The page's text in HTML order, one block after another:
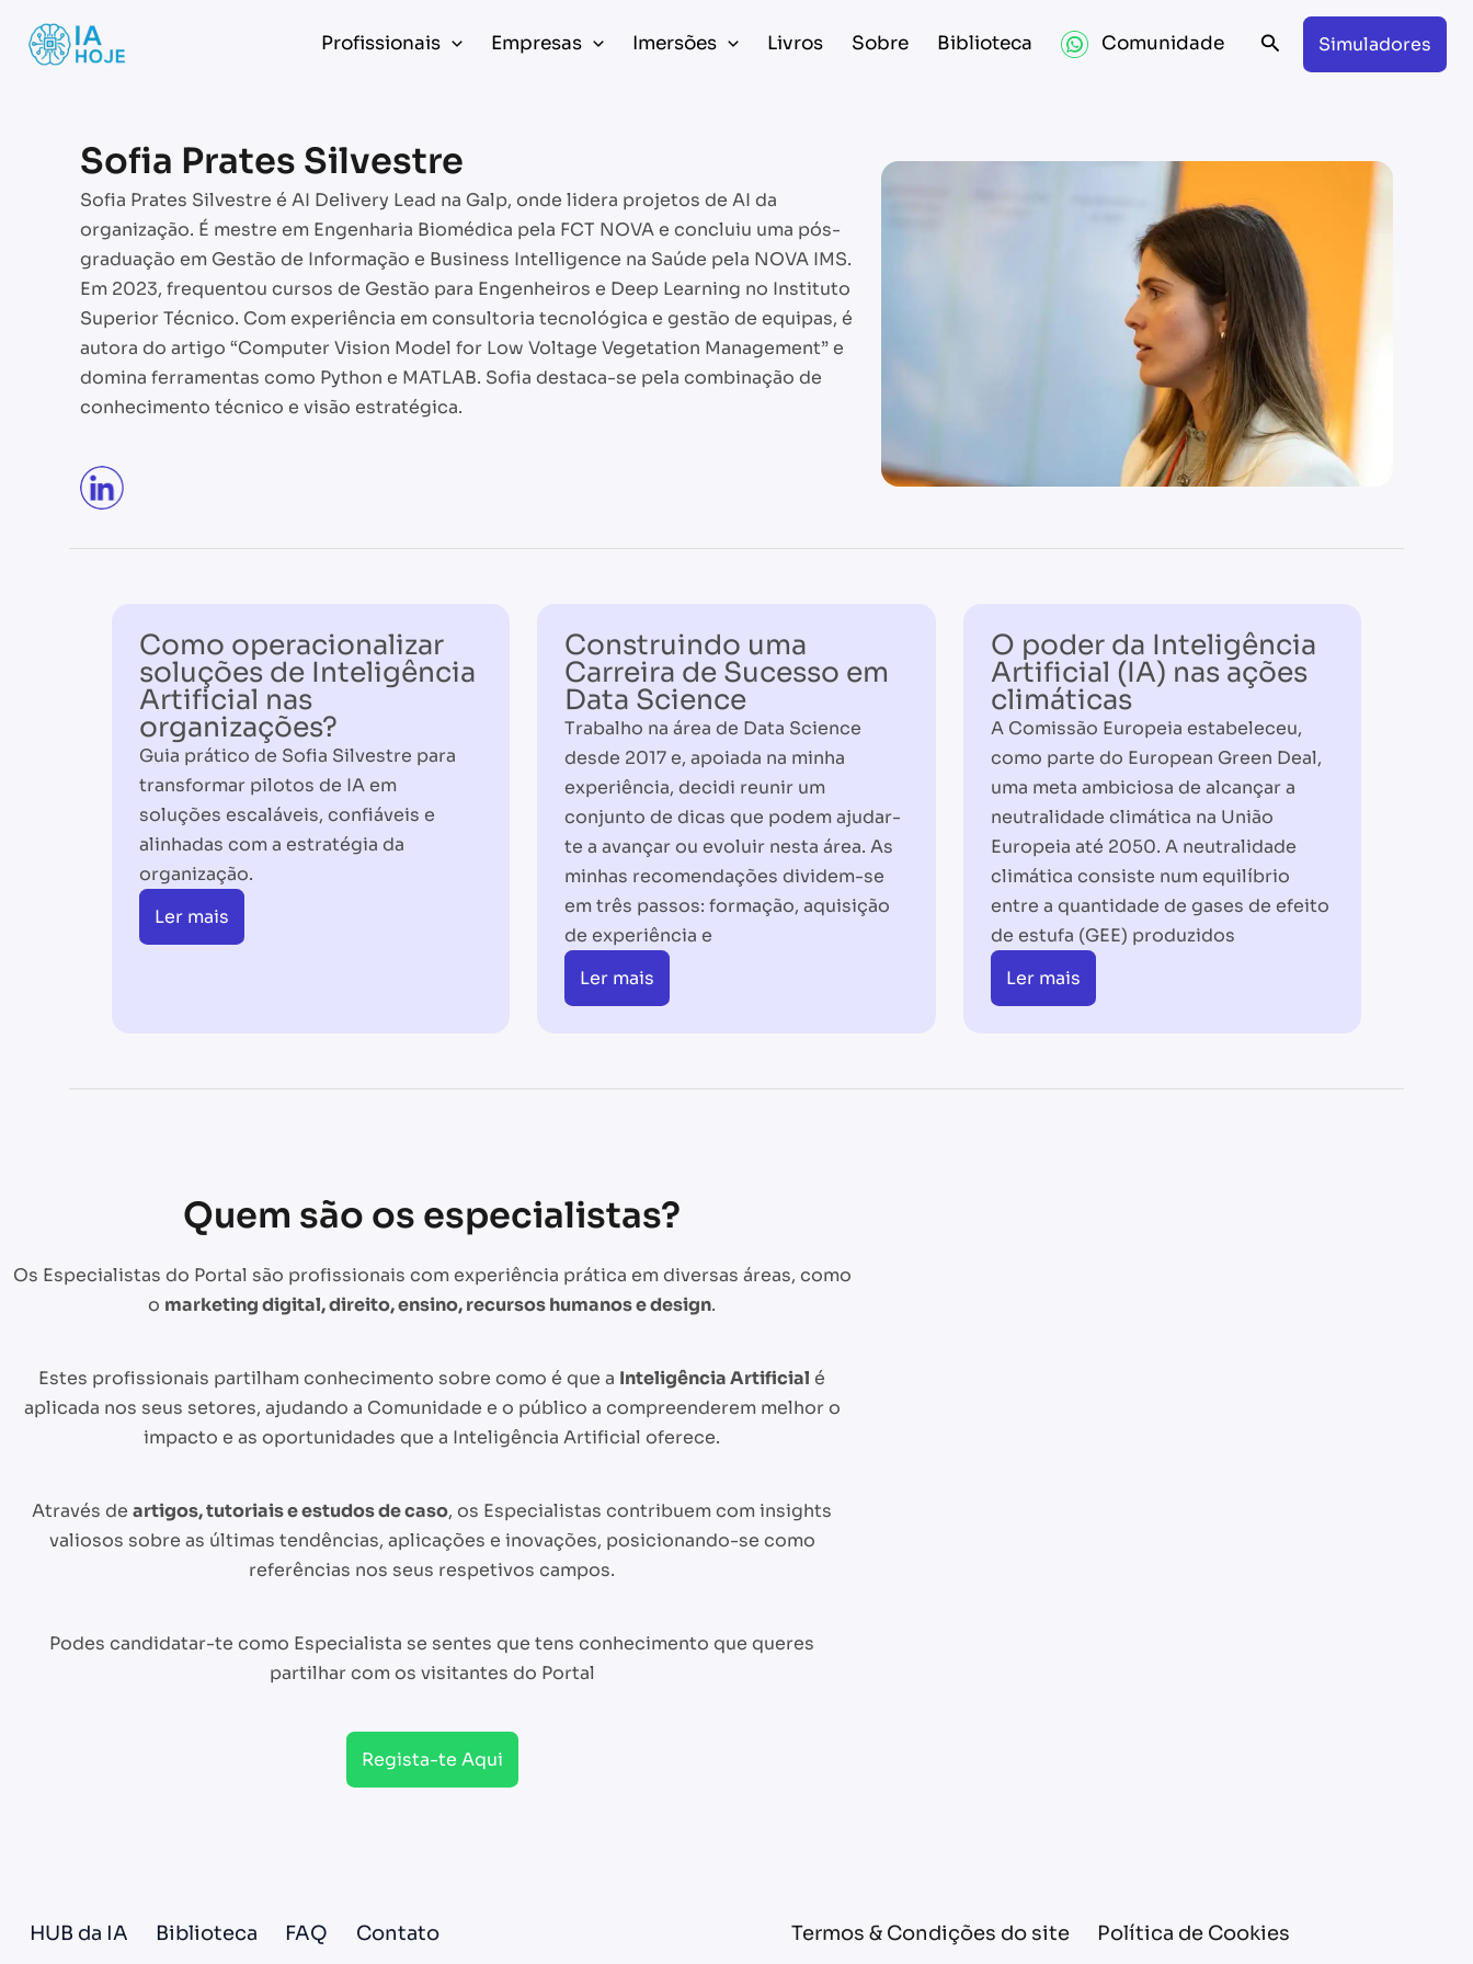
content
Profissionais Empresas Imersões Livros Sobre Biblioteca Comunidade SearchSimuladores
Sofia Prates Silvestre
Sofia Prates Silvestre é AI Delivery Lead na Galp, onde lidera projetos de AI da
organização. É mestre em Engenharia Biomédica pela FCT NOVA e concluiu uma pós-
graduação em Gestão de Informação e Business Intelligence na Saúde pela NOVA IMS.
Em 2023, frequentou cursos de Gestão para Engenheiros e Deep Learning no Instituto
Superior Técnico. Com experiência em consultoria tecnológica e gestão de equipas, é
autora do artigo “Computer Vision Model for Low Voltage Vegetation Management” e
domina ferramentas como Python e MATLAB. Sofia destaca-se pela combinação de
conhecimento técnico e visão estratégica.
Como operacionalizar
soluções de Inteligência
Artificial nas
organizações?
Guia prático de Sofia Silvestre para
transformar pilotos de IA em
soluções escaláveis, confiáveis e
alinhadas com a estratégia da
organização.
Ler mais
Construindo uma
Carreira de Sucesso em
Data Science
Trabalho na área de Data Science
desde 2017 e, apoiada na minha
experiência, decidi reunir um
conjunto de dicas que podem ajudar-
te a avançar ou evoluir nesta área. As
minhas recomendações dividem-se
em três passos: formação, aquisição
de experiência e
Ler mais
O poder da Inteligência
Artificial (IA) nas ações
climáticas
A Comissão Europeia estabeleceu,
como parte do European Green Deal,
uma meta ambiciosa de alcançar a
neutralidade climática na União
Europeia até 2050. A neutralidade
climática consiste num equilíbrio
entre a quantidade de gases de efeito
de estufa (GEE) produzidos
Ler mais
Quem são os especialistas?
Os Especialistas do Portal são profissionais com experiência prática em diversas áreas, como
o marketing digital, direito, ensino, recursos humanos e design.
Estes profissionais partilham conhecimento sobre como é que a Inteligência Artificial é
aplicada nos seus setores, ajudando a Comunidade e o público a compreenderem melhor o
impacto e as oportunidades que a Inteligência Artificial oferece.
Através de artigos, tutoriais e estudos de caso, os Especialistas contribuem com insights
valiosos sobre as últimas tendências, aplicações e inovações, posicionando-se como
referências nos seus respetivos campos.
Podes candidatar-te como Especialista se sentes que tens conhecimento que queres
partilhar com os visitantes do Portal
Regista-te Aqui
HUB da IA Biblioteca FAQ Contato Termos & Condições do site Política de Cookies